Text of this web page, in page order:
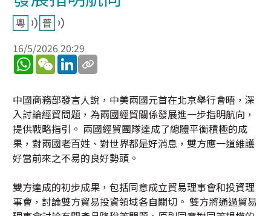
16/5/2026 20:29
WhatsApp
WeChatLinkedIn
中國商務部發言人說，中美兩國元首在北京舉行會晤，深
入討論經貿問題，為兩國經貿關係發展進一步指明航向，
提供戰略指引。 兩國經貿團隊達成了總體平衡積極的成
果，對兩國老百姓、對世界都是好消息，雙方應一道維護
好當前來之不易的良好勢頭。
雙方達成的初步成果，包括同意成立貿易理事會和投資理
事會，討論雙方貿易投資領域各自關切。 雙方將通過貿易